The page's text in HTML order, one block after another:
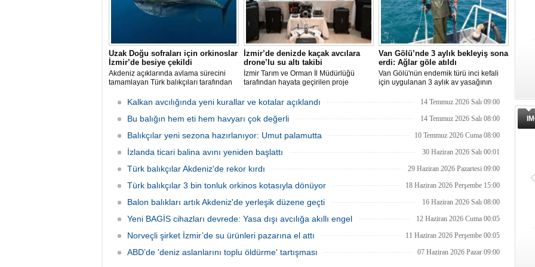
Uzak Doğu sofraları için orkinoslar
İzmir’de besiye çekildi
Akdeniz açıklarında avlama sürecini
tamamlayan Türk balıkçıları tarafından
orkinoslar, Uzak Doğu ülkelerine ihraç
edilmek için özenle bakılıyor.
İzmir’de denizde kaçak avcılara
drone’lu su altı takibi
İzmir Tarım ve Orman İl Müdürlüğü
tarafından hayata geçirilen proje
faaliyetleri anlık olarak tespit edebilen
hava ve su altı dronları sahada aktif
olarak kullanılmaya başlandı.
Van Gölü’nde 3 aylık bekleyiş sona
erdi: Ağlar göle atıldı
Van Gölü'nün endemik türü inci kefali
için uygulanan 3 aylık av yasağının
yeniden suyla buluşturdu ve yeni av
Kalkan avcılığında yeni kurallar ve kotalar açıklandı 14 Temmuz 2026 Salı 09:00
Bu balığın hem eti hem havyarı çok değerli 14 Temmuz 2026 Salı 08:00
Balıkçılar yeni sezona hazırlanıyor: Umut palamutta 10 Temmuz 2026 Cuma 08:00
İzlanda ticari balina avını yeniden başlattı 30 Haziran 2026 Salı 00:01
Türk balıkçılar Akdeniz'de rekor kırdı 29 Haziran 2026 Pazartesi 09:00
Türk balıkçılar 3 bin tonluk orkinos kotasıyla dönüyor 18 Haziran 2026 Perşembe 15:00
Balon balıkları artık Akdeniz'de yerleşik düzene geçti 16 Haziran 2026 Salı 08:00
Yeni BAGİS cihazları devrede: Yasa dışı avcılığa akıllı engel 12 Haziran 2026 Cuma 00:05
Norveçli şirket İzmir’de su ürünleri pazarına el attı 11 Haziran 2026 Perşembe 00:05
ABD’de 'deniz aslanlarını toplu öldürme' tartışması 07 Haziran 2026 Pazar 09:00